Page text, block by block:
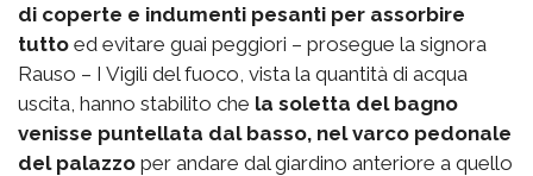
di coperte e indumenti pesanti per assorbire
tutto ed evitare guai peggiori – prosegue la signora
Rauso – I Vigili del fuoco, vista la quantità di acqua
uscita, hanno stabilito che la soletta del bagno
venisse puntellata dal basso, nel varco pedonale
del palazzo per andare dal giardino anteriore a quello